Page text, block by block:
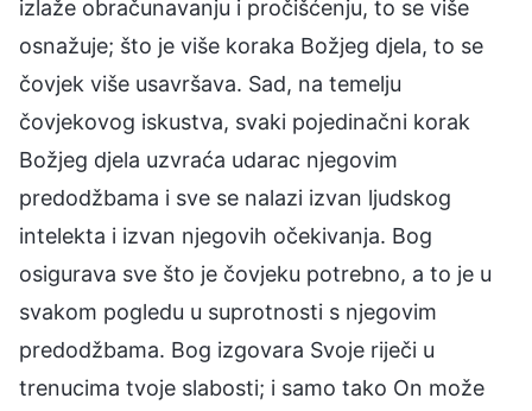
izlaže obračunavanju i pročišćenju, to se više
osnažuje; što je više koraka Božjeg djela, to se
čovjek više usavršava. Sad, na temelju
čovjekovog iskustva, svaki pojedinačni korak
Božjeg djela uzvraća udarac njegovim
predodžbama i sve se nalazi izvan ljudskog
intelekta i izvan njegovih očekivanja. Bog
osigurava sve što je čovjeku potrebno, a to je u
svakom pogledu u suprotnosti s njegovim
predodžbama. Bog izgovara Svoje riječi u
trenucima tvoje slabosti; i samo tako On može